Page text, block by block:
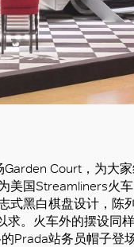
Court，为大
美国Streamliners火
式黑白棋盘设计，陈
。火车外的摆设同
Prada站务员帽子登